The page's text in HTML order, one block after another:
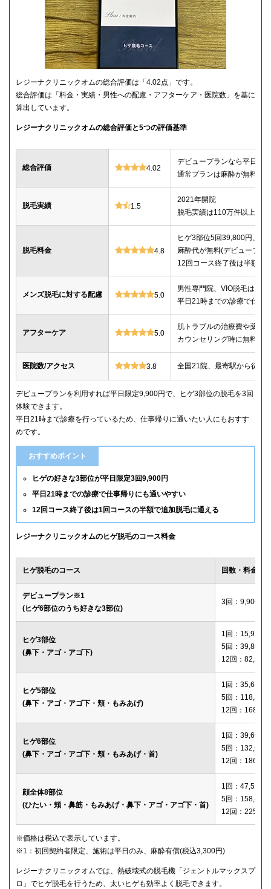
レジーナクリニックオムの総合評価は「4.02点」です。
総合評価は「料金・実績・男性への配慮・アフターケア・医院数」を基に
算出しています。
レジーナクリニックオムの総合評価と5つの評価基準
総合評価 4.02
デビュープランなら平日限
通常プランは麻酔が無料、
脱毛実績 1.5
2021年開院
脱毛実績は110万件以上
脱毛料金 4.8
ヒゲ3部位5回39,800円、ヒ
麻酔代が無料(デビュープラ
12回コース終了後は半額で
メンズ脱毛に対する配慮 5.0
男性専門院、VIO脱毛は必
平日21時までの診療で仕事
アフターケア 5.0
肌トラブルの治療費や薬代
カウンセリング時に無料で
医院数/アクセス 3.8 全国21院、最寄駅から徒歩
デビュープランを利用すれば平日限定9,900円で、ヒゲ3部位の脱毛を3回
体験できます。
平日21時まで診療を行っているため、仕事帰りに通いたい人にもおすす
めです。
おすすめポイント
ヒゲの好きな3部位が平日限定3回9,900円
平日21時までの診療で仕事帰りにも通いやすい
12回コース終了後は1回コースの半額で追加脱毛に通える
レジーナクリニックオムのヒゲ脱毛のコース料金
ヒゲ脱毛のコース 回数・料金
デビュープラン※1
(ヒゲ6部位のうち好きな3部位)
3回：9,900円
ヒゲ3部位
(鼻下・アゴ・アゴ下)
1回：15,920円
5回：39,800円
12回：82,560
ヒゲ5部位
(鼻下・アゴ・アゴ下・頬・もみあげ)
1回：35,640円
5回：118,800
12回：
ヒゲ6部位
(鼻下・アゴ・アゴ下・頬・もみあげ・首)
1回：39,600円
5回：132,000
12回：
顔全体8部位
(ひたい・頬・鼻筋・もみあげ・鼻下・アゴ・アゴ下・首)
1回：47,520円
5回：158,400
12回：
※価格は税込で表示しています。
※1：初回契約者限定、施術は平日のみ、麻酔有償(税込3,300円)
レジーナクリニックオムでは、熱破壊式の脱毛機「ジェントルマックスプ
ロ」でヒゲ脱毛を行うため、太いヒゲも効率よく脱毛できます。